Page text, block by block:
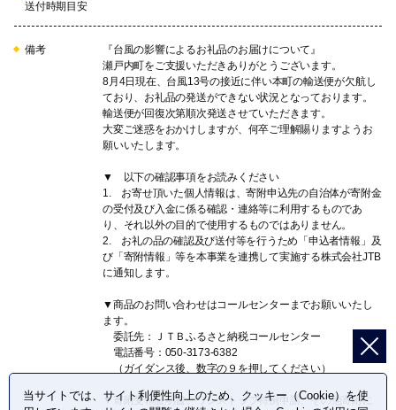
送付時期目安
備考
『台風の影響によるお礼品のお届けについて』
瀬戸内町をご支援いただきありがとうございます。
8月4日現在、台風13号の接近に伴い本町の輸送便が欠航し
ており、お礼品の発送ができない状況となっております。
輸送便が回復次第順次発送させていただきます。
大変ご迷惑をおかけしますが、何卒ご理解賜りますようお
願いいたします。
▼ 以下の確認事項をお読みください
1. お寄せ頂いた個人情報は、寄附申込先の自治体が寄附金
の受付及び入金に係る確認・連絡等に利用するものであ
り、それ以外の目的で使用するものではありません。
2. お礼の品の確認及び送付等を行うため「申込者情報」及
び「寄附情報」等を本事業を連携して実施する株式会社JTB
に通知します。
▼商品のお問い合わせはコールセンターまでお願いいたし
ます。
委託先：ＪＴＢふるさと納税コールセンター
電話番号：050-3173-6382
（ガイダンス後、数字の９を押してください）
▼寄附受領証明書、ワンストップ特例申請、その他寄附に
当サイトでは、サイト利便性向上のため、クッキー（Cookie）を使